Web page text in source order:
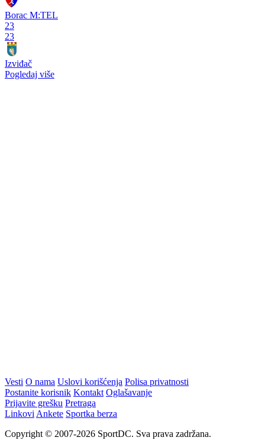
Borac M:TEL
23
23
Izviđač
Pogledaj više
Horde zla neće u Mostar:
"Napravili ste ogromnu
pogrešku"
VIDEO | Rožman pred Čelik: